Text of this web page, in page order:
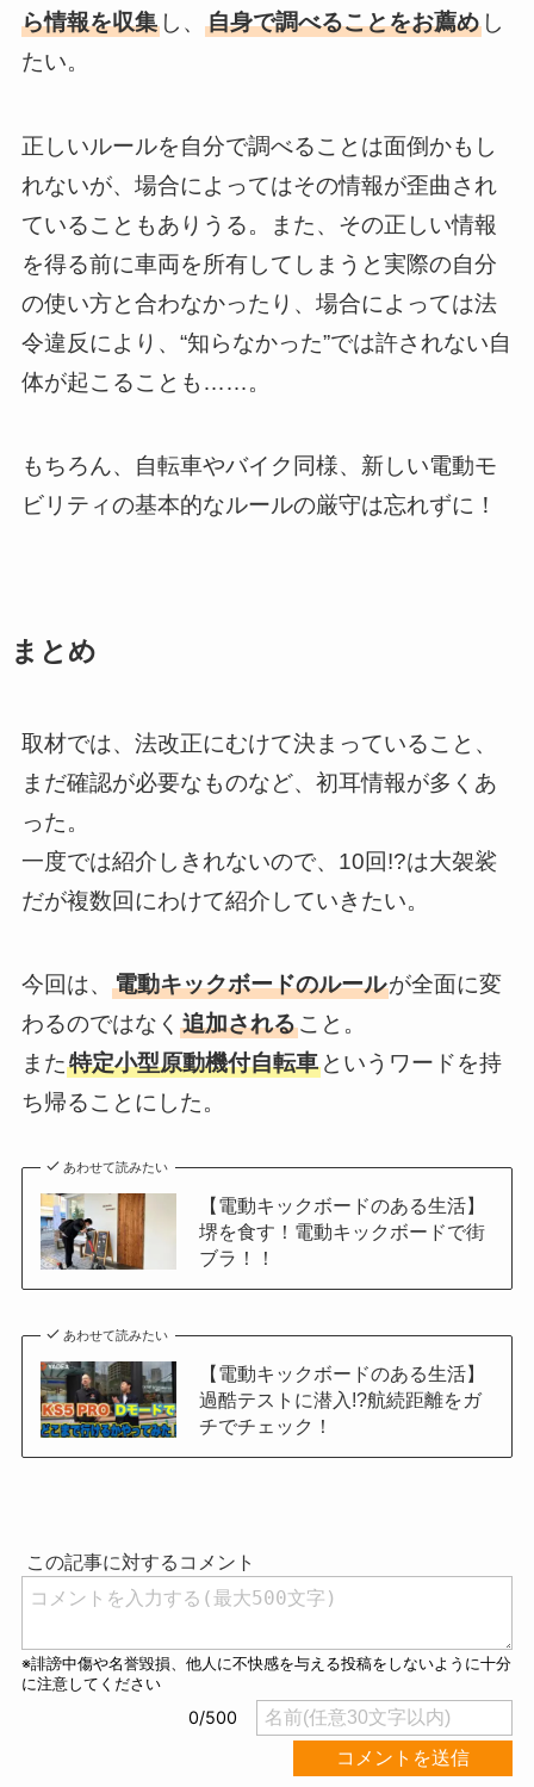
ら情報を収集し、 自身で調べることをお薦めし
たい。
正しいルールを自分で調べることは面倒かもし
れないが、場合によってはその情報が歪曲され
ていることもありうる。また、その正しい情報
を得る前に車両を所有してしまうと実際の自分
の使い方と合わなかったり、場合によっては法
令違反により、“知らなかった”では許されない自
体が起こることも……。
もちろん、自転車やバイク同様、新しい電動モ
ビリティの基本的なルールの厳守は忘れずに！
まとめ
取材では、法改正にむけて決まっていること、
まだ確認が必要なものなど、初耳情報が多くあ
った。
一度では紹介しきれないので、10回!?は大袈裟
だが複数回にわけて紹介していきたい。
今回は、 電動キックボードのルールが全面に変
わるのではなく 追加されること。
また特定小型原動機付自転車というワードを持
ち帰ることにした。
あわせて読みたい
【電動キックボードのある生活】
堺を食す！電動キックボードで街
ブラ！！
あわせて読みたい
【電動キックボードのある生活】
過酷テストに潜入!?航続距離をガ
チでチェック！